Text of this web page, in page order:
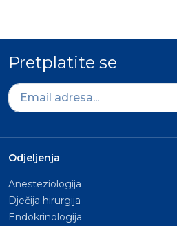
Pretplatite se
Odjeljenja
Anesteziologija
Dječija hirurgija
Endokrinologija